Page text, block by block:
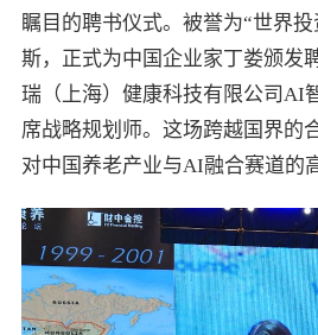
瞩目的聘书仪式。被誉为“世界
斯，正式为中国企业家丁娄颁发
瑞（上海）健康科技有限公司AI
席战略规划师。这场跨越国界的
对中国养老产业与AI融合赛道的